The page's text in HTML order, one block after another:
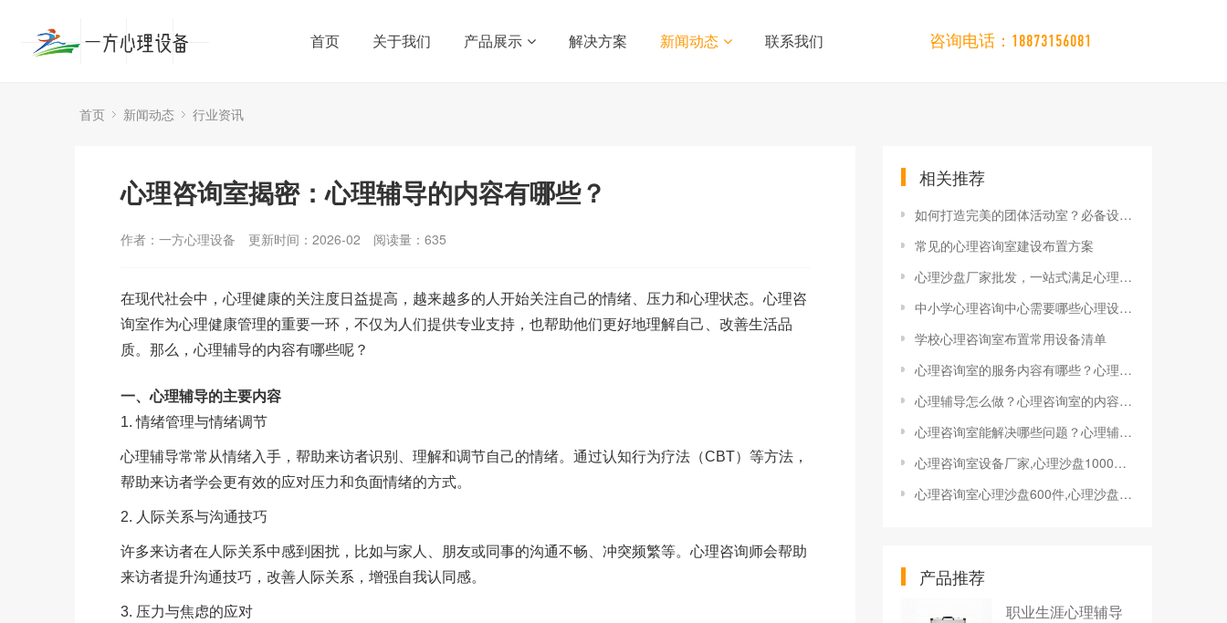
首页 关于我们 产品展示 解决方案 新闻动态 联系我们 咨询电话：18873156081
首页 新闻动态 行业资讯
心理咨询室揭密：心理辅导的内容有哪些？
作者：一方心理设备 更新时间：2026-02 阅读量： 635
在现代社会中，心理健康的关注度日益提高，越来越多的人开始关注自己的情绪、压力和心理状态。心理咨
询室作为心理健康管理的重要一环，不仅为人们提供专业支持，也帮助他们更好地理解自己、改善生活品
质。那么，心理辅导的内容有哪些呢？
一、心理辅导的主要内容
1. 情绪管理与情绪调节
心理辅导常常从情绪入手，帮助来访者识别、理解和调节自己的情绪。通过认知行为疗法（CBT）等方法，
帮助来访者学会更有效的应对压力和负面情绪的方式。
2. 人际关系与沟通技巧
许多来访者在人际关系中感到困扰，比如与家人、朋友或同事的沟通不畅、冲突频繁等。心理咨询师会帮助
来访者提升沟通技巧，改善人际关系，增强自我认同感。
3. 压力与焦虑的应对
相关推荐
如何打造完美的团体活动室？必备设备清单大全
常见的心理咨询室建设布置方案
心理沙盘厂家批发，一站式满足心理辅导物资需求！
中小学心理咨询中心需要哪些心理设备？？？
学校心理咨询室布置常用设备清单
心理咨询室的服务内容有哪些？心理辅导真实案例分享
心理辅导怎么做？心理咨询室的内容与实际应用
心理咨询室能解决哪些问题？心理辅导内容全解析！
心理咨询室设备厂家,心理沙盘1000系列
心理咨询室心理沙盘600件,心理沙盘游戏,沙盘游戏治疗
产品推荐
职业生涯心理辅导